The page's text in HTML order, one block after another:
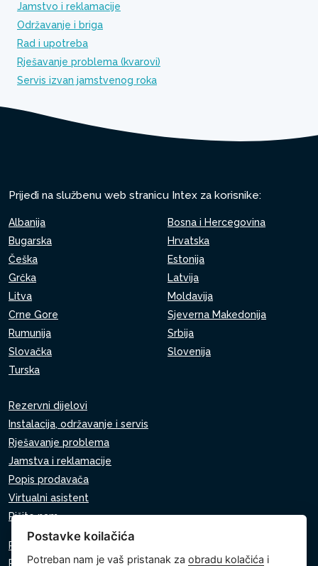
Jamstvo i reklamacije
Održavanje i briga
Rad i upotreba
Rješavanje problema (kvarovi)
Servis izvan jamstvenog roka
Prijeđi na službenu web stranicu Intex za korisnike:
Albanija
Bosna i Hercegovina
Bugarska
Hrvatska
Češka
Estonija
Grčka
Latvija
Litva
Moldavija
Crne Gore
Sjeverna Makedonija
Rumunija
Srbija
Slovačka
Slovenija
Turska
Rezervni dijelovi
Instalacija, održavanje i servis
Rješavanje problema
Jamstva i reklamacije
Popis prodavača
Virtualni asistent
Pišite nam
Pravila o zaštiti osobnih podataka
Pravila o korištenju kolačića
Postavke koilačića
Potreban nam je vaš pristanak zaobradu kolačića i